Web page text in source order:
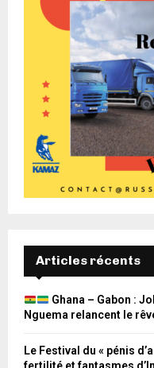
Articles récents
Ghana – Gabon :
Nguema relancent le
Le Festival du « pénis